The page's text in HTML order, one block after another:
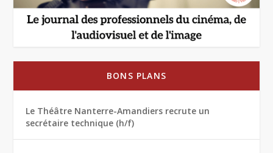
BONS PLANS
Le Théâtre Nanterre-Amandiers recrute un
secrétaire technique (h/f)